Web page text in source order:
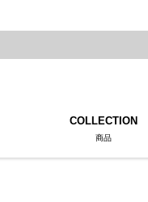
COLLECTION
商品